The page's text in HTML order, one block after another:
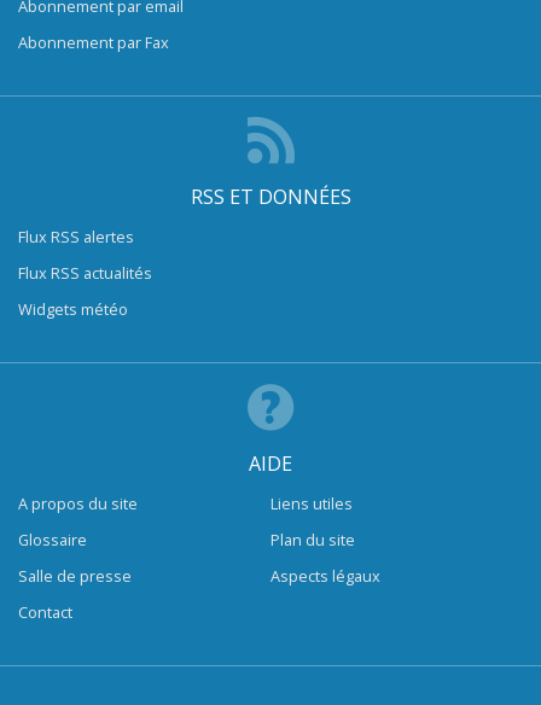
Abonnement par email
Abonnement par Fax
RSS ET DONNÉES
Flux RSS alertes
Flux RSS actualités
Widgets météo
AIDE
A propos du site
Glossaire
Salle de presse
Contact
Liens utiles
Plan du site
Aspects légaux